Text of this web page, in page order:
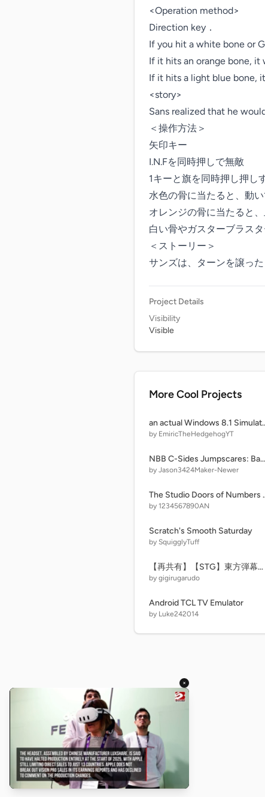
<Operation method>
Direction key．
If you hit a white bone or
If it hits an orange bone, it
If it hits a light blue bone,
<story>
Sans realized that he
＜操作方法＞
矢印キー
I.N.Fを同時押しで無敵
1キーと旗を同時押し押し
水色の骨に当たると、動
オレンジの骨に当たると
白い骨やガスターブラス
＜ストーリー＞
サンズは、ターンを譲っ
Project Details
Visibility
Visible
More Cool Projects
an actual Windows
by EmiricTheHedgehogYT
NBB C-Sides Jumpscares: Basics 1
by Jason3424Maker-Newer
The Studio
by 1234567890AN
Scratch's Smooth Saturday
by SquigglyTuff
【再共有】【STG】東方弾幕無双 ’’紅’’
by gigirugarudo
Android TCL TV Emulator
by Luke242014
×